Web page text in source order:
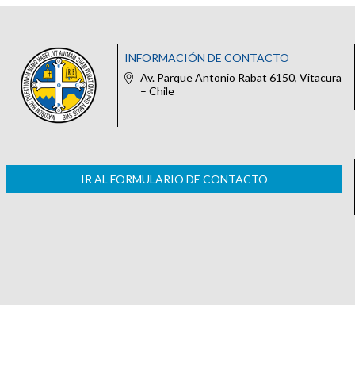
INFORMACIÓN DE CONTACTO
Av. Parque Antonio Rabat 6150, Vitacura
– Chile
IR AL FORMULARIO DE CONTACTO